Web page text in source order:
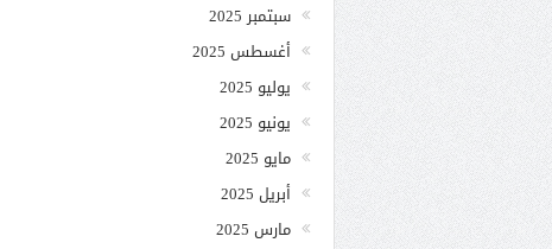
سبتمبر 2025
أغسطس 2025
يوليو 2025
يونيو 2025
مايو 2025
أبريل 2025
مارس 2025